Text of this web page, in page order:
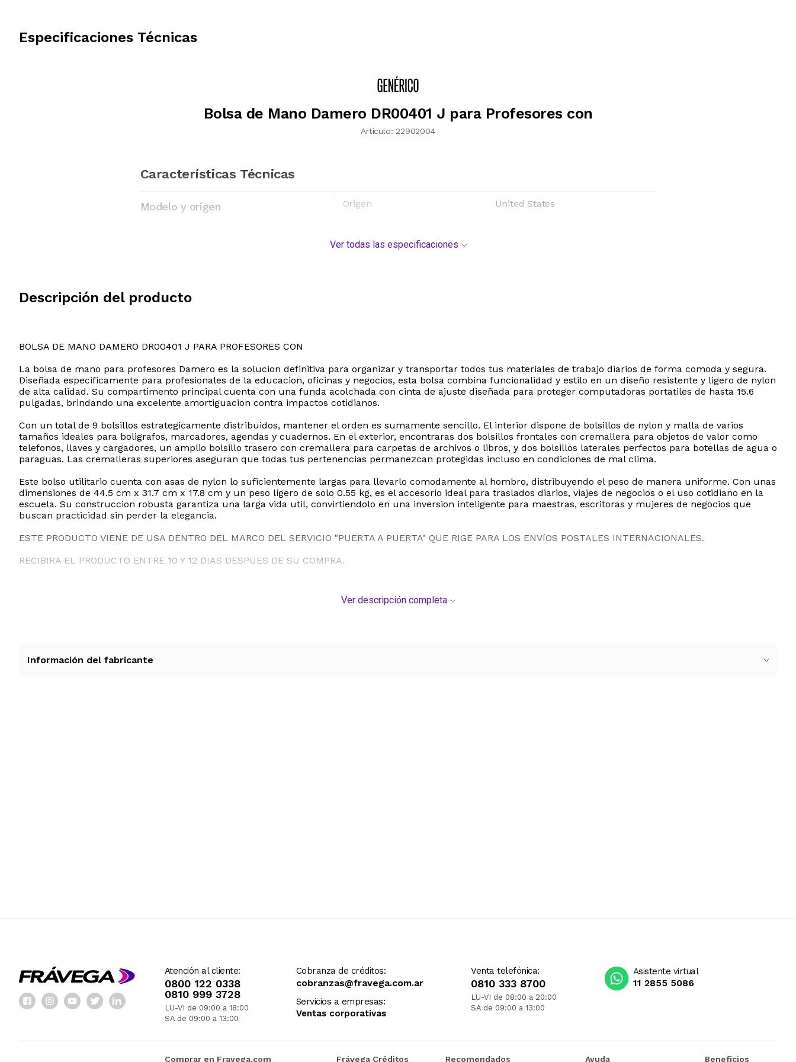
Especificaciones Técnicas
Bolsa de Mano Damero DR00401 J para Profesores con
Artículo: 22902004
Características Técnicas
Modelo y origen Origen United States
Ver todas las especificaciones
Descripción del producto
BOLSA DE MANO DAMERO DR00401 J PARA PROFESORES CON
La bolsa de mano para profesores Damero es la solucion definitiva para organizar y transportar todos tus materiales de trabajo diarios de forma comoda y segura.
Diseñada especificamente para profesionales de la educacion, oficinas y negocios, esta bolsa combina funcionalidad y estilo en un diseño resistente y ligero de nylon
de alta calidad. Su compartimento principal cuenta con una funda acolchada con cinta de ajuste diseñada para proteger computadoras portatiles de hasta 15.6
pulgadas, brindando una excelente amortiguacion contra impactos cotidianos.
Con un total de 9 bolsillos estrategicamente distribuidos, mantener el orden es sumamente sencillo. El interior dispone de bolsillos de nylon y malla de varios
tamaños ideales para boligrafos, marcadores, agendas y cuadernos. En el exterior, encontraras dos bolsillos frontales con cremallera para objetos de valor como
telefonos, llaves y cargadores, un amplio bolsillo trasero con cremallera para carpetas de archivos o libros, y dos bolsillos laterales perfectos para botellas de agua o
paraguas. Las cremalleras superiores aseguran que todas tus pertenencias permanezcan protegidas incluso en condiciones de mal clima.
Este bolso utilitario cuenta con asas de nylon lo suficientemente largas para llevarlo comodamente al hombro, distribuyendo el peso de manera uniforme. Con unas
dimensiones de 44.5 cm x 31.7 cm x 17.8 cm y un peso ligero de solo 0.55 kg, es el accesorio ideal para traslados diarios, viajes de negocios o el uso cotidiano en la
escuela. Su construccion robusta garantiza una larga vida util, convirtiendolo en una inversion inteligente para maestras, escritoras y mujeres de negocios que
buscan practicidad sin perder la elegancia.
ESTE PRODUCTO VIENE DE USA DENTRO DEL MARCO DEL SERVICIO "PUERTA A PUERTA" QUE RIGE PARA LOS ENVíOS POSTALES INTERNACIONALES.
RECIBIRA EL PRODUCTO ENTRE 10 Y 12 DIAS DESPUES DE SU COMPRA.
Ver descripción completa
Información del fabricante
Atención al cliente:
0800 122 0338
0810 999 3728
LU-VI de 09:00 a 18:00
SA de 09:00 a 13:00
Cobranza de créditos:
cobranzas@fravega.com.ar
Servicios a empresas:
Ventas corporativas
Venta telefónica:
0810 333 8700
LU-VI de 08:00 a 20:00
SA de 09:00 a 13:00
Asistente virtual
11 2855 5086
Comprar en Fravega.com Frávega Créditos Recomendados Ayuda Beneficios